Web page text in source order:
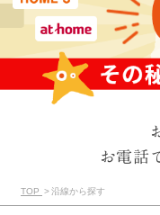
お電話
TOP 沿線から探す